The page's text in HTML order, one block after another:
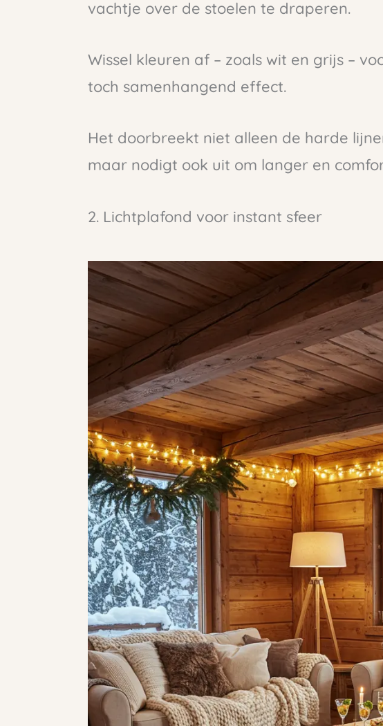
vachtje over de stoelen te draperen.
Wissel kleuren af – zoals wit en grijs –
toch samenhangend effect.
Het doorbreekt niet alleen de harde
maar nodigt ook uit om langer en
2. Lichtplafond voor instant sfeer